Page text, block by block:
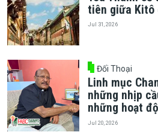
tiên giữa Kitô
Jul 31, 2026
Đối Thoại
Linh mục
những nhịp
những hoạt
Jul 20, 2026